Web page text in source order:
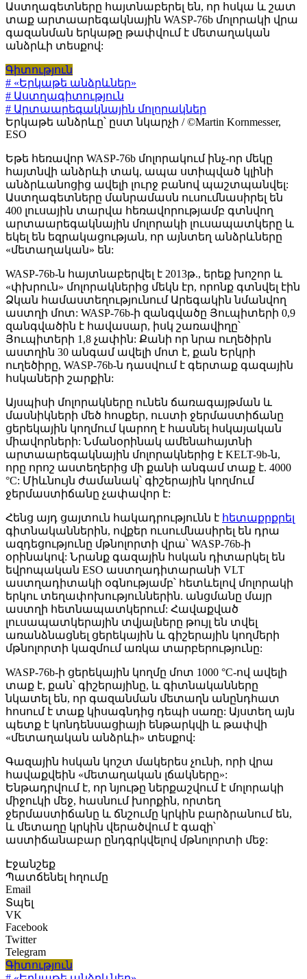
Աստղագետները հայտնաբերել են, որ հսկա և շատ
տաք արտաարեգակնային WASP-76b մոլորակի վրա
գազանման երկաթը թափվում է մետաղական
անձրևի տեսքով:
Գիտություն
# «Երկաթե անձրևներ»
# Աստղագիտություն
# Արտաարեգակնային մոլորակներ
Երկաթե անձրևը՝ ըստ նկարչի / ©Martin Kornmesser,
ESO
Եթե հեռավոր WASP-76b մոլորակում ինչ-որ մեկը
հայտնվի անձրևի տակ, ապա ստիպված կլինի
անձրևանոցից ավելի լուրջ բանով պաշտպանվել:
Աստղագետները մանրամասն ուսումնասիրել են
400 լուսային տարվա հեռավորությամբ գտնվող
արտաարեգակնային մոլորակի լուսապատկերը և
եկել են եզրակացության, որ այնտեղ անձրևները
«մետաղական» են:
WASP-76b-ն հայտնաբերվել է 2013թ., երեք խոշոր և
«փխրուն» մոլորակներից մեկն էր, որոնք գտնվել էին
Ձկան համաստեղությունում Արեգակին նմանվող
աստղի մոտ: WASP-76b-ի զանգվածը Յուպիտերի 0,9
զանգվածին է հավասար, իսկ շառավիղը՝
Յուպիտերի 1,8 չափին: Քանի որ նրա ուղեծիրն
աստղին 30 անգամ ավելի մոտ է, քան Երկրի
ուղեծիրը, WASP-76b-ն դասվում է գերտաք գազային
հսկաների շարքին:
Այսպիսի մոլորակները ունեն ճառագայթման և
մասնիկների մեծ հոսքեր, ուստի ջերմաստիճանը
ցերեկային կողմում կարող է հասնել հսկայական
միավորների: Նմանօրինակ ամենահայտնի
արտաարեգակնային մոլորակներից է KELT-9b-ն,
որը որոշ աստեղերից մի քանի անգամ տաք է. 4000
°С: Միևնույն ժամանակ՝ գիշերային կողմում
ջերմաստիճանը չափավոր է:
Հենց այդ ցայտուն հակադրությունն է հետաքրքրել
գիտնականներին, ովքեր ուսումնասիրել են դրա
ազդեցությունը մթնոլորտի վրա՝ WASP-76b-ի
օրինակով: Նրանք գազային հսկան դիտարկել են
եվրոպական ESO աստղադիտարանի VLT
աստղադիտակի օգնությամբ՝ հետևելով մոլորակի
երկու տեղափոխություններին. անցմանը մայր
աստղի հետնապատկերում: Հավաքված
լուսապատկերային տվյալները թույլ են տվել
առանձնացնել ցերեկային և գիշերային կողմերի
մթնոլորտի կազմում առկա տարբերությունը:
WASP-76b-ի ցերեկային կողմը մոտ 1000 °C-ով ավելի
տաք է, քան՝ գիշերայինը, և գիտնականները
նկատել են, որ գազանման մետաղն անընդհատ
հոսում է տաք կիսագնդից դեպի սառը: Այստեղ այն
պետք է կոնդենսացիայի ենթարկվի և թափվի
«մետաղական անձրևի» տեսքով:
Գազային հսկան կոշտ մակերես չունի, որի վրա
հավաքվեին «մետաղական լճակները»:
Ենթադրվում է, որ նյութը ներքաշվում է մոլորակի
միջուկի մեջ, հասնում խորքին, որտեղ
ջերմաստիճանը և ճնշումը կրկին բարձրանում են,
և մետաղը կրկին վերածվում է գազի՝
աստիճանաբար ընդգրկվելով մթնոլորտի մեջ:
Էջանշեք
Պատճենել հղումը
Email
Տպել
VK
Facebook
Twitter
Telegram
Գիտություն